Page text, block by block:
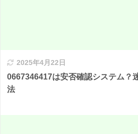
2025年4月22日
0667346417は安否確認システム？
法